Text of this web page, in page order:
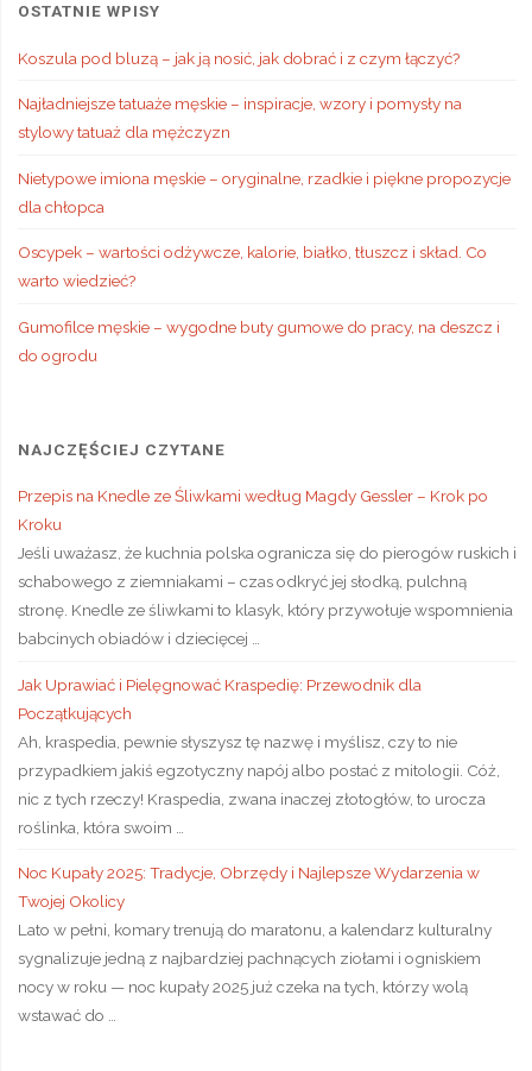
OSTATNIE WPISY
Koszula pod bluzą – jak ją nosić, jak dobrać i z czym łączyć?
Najładniejsze tatuaże męskie – inspiracje, wzory i pomysły na
stylowy tatuaż dla mężczyzn
Nietypowe imiona męskie – oryginalne, rzadkie i piękne propozycje
dla chłopca
Oscypek – wartości odżywcze, kalorie, białko, tłuszcz i skład. Co
warto wiedzieć?
Gumofilce męskie – wygodne buty gumowe do pracy, na deszcz i
do ogrodu
NAJCZĘŚCIEJ CZYTANE
Przepis na Knedle ze Śliwkami według Magdy Gessler – Krok po
Kroku
Jeśli uważasz, że kuchnia polska ogranicza się do pierogów ruskich i
schabowego z ziemniakami – czas odkryć jej słodką, pulchną
stronę. Knedle ze śliwkami to klasyk, który przywołuje wspomnienia
babcinych obiadów i dziecięcej …
Jak Uprawiać i Pielęgnować Kraspedię: Przewodnik dla
Początkujących
Ah, kraspedia, pewnie słyszysz tę nazwę i myślisz, czy to nie
przypadkiem jakiś egzotyczny napój albo postać z mitologii. Cóż,
nic z tych rzeczy! Kraspedia, zwana inaczej złotogłów, to urocza
roślinka, która swoim …
Noc Kupały 2025: Tradycje, Obrzędy i Najlepsze Wydarzenia w
Twojej Okolicy
Lato w pełni, komary trenują do maratonu, a kalendarz kulturalny
sygnalizuje jedną z najbardziej pachnących ziołami i ogniskiem
nocy w roku — noc kupały 2025 już czeka na tych, którzy wolą
wstawać do …